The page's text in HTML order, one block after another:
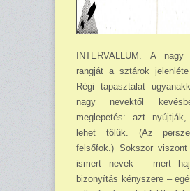
INTERVALLUM. A nagy
rangját a sztárok
Régi tapasztalat
nagy nevektől
meglepetés: azt
lehet tőlük. (Az
felsőfok.) Sokszor
ismert nevek – mert
bizonyítás kényszere –